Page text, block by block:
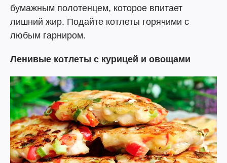
бумажным полотенцем, которое впитает
лишний жир. Подайте котлеты горячими с
любым гарниром.
Ленивые котлеты с курицей и овощами